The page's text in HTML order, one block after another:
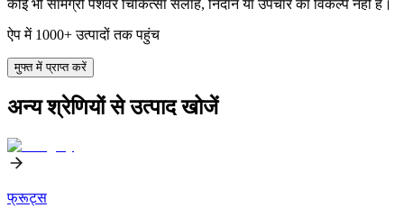
कोई भी सामग्री पेशेवर चिकित्सा सलाह, निदान या उपचार का विकल्प नहीं है।
ऐप में 1000+ उत्पादों तक पहुंच
मुफ्त में प्राप्त करें
अन्य श्रेणियों से उत्पाद खोजें
फ्रूट्स